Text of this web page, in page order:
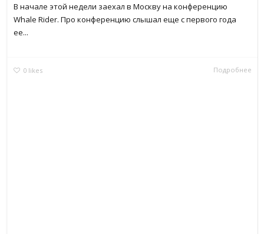
В начале этой недели заехал в Москву на конференцию
Whale Rider. Про конференцию слышал еще с первого года
ее...
0 likes Подробнее